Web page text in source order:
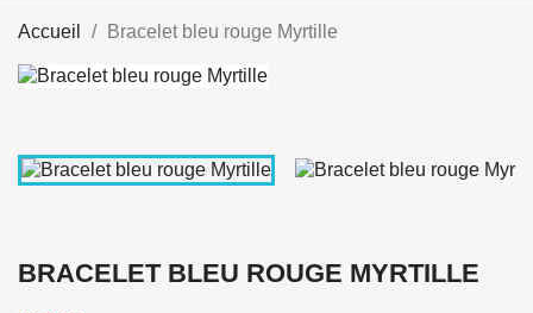
Accueil Bracelet bleu rouge Myrtille
BRACELET BLEU ROUGE MYRTILLE